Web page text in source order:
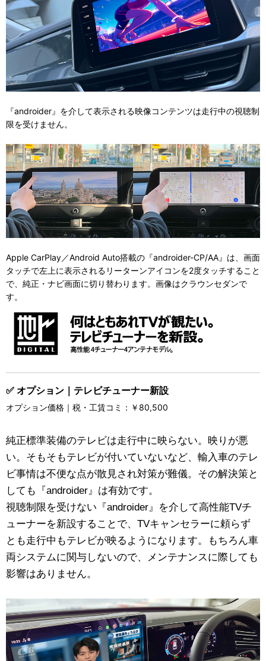
『androider』を介して表示される映像コンテンツは走行中の視聴制
限を受けません。
Apple CarPlay／Android Auto搭載の『androider-CP/AA』は、画面
タッチで左上に表示されるリーターンアイコンを2度タッチすること
で、純正・ナビ画面に切り替わります。画像はクラウンセダンで
す。
✅ オプション｜テレビチューナー新設
オプション価格｜税・工賃コミ：￥80,500
純正標準装備のテレビは走行中に映らない。映りが悪
い。そもそもテレビが付いていないなど、輸入車のテレ
ビ事情は不便な点が散見され対策が難儀。その解決策と
しても『androider』は有効です。
視聴制限を受けない『androider』を介して高性能TVチ
ューナーを新設することで、TVキャンセラーに頼らず
とも走行中もテレビが映るようになります。もちろん車
両システムに関与しないので、メンテナンスに際しても
影響はありません。